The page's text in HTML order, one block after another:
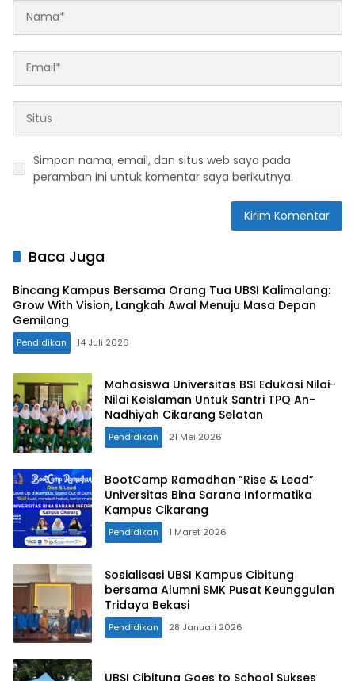
Simpan nama, email, dan situs web saya pada
peramban ini untuk komentar saya berikutnya.
Baca Juga
Bincang Kampus Bersama Orang Tua UBSI Kalimalang:
Grow With Vision, Langkah Awal Menuju Masa Depan
Gemilang
Pendidikan 14 Juli 2026
Mahasiswa Universitas BSI Edukasi Nilai-
Nilai Keislaman Untuk Santri TPQ An-
Nadhiyah Cikarang Selatan
Pendidikan 21 Mei 2026
BootCamp Ramadhan “Rise & Lead”
Universitas Bina Sarana Informatika
Kampus Cikarang
Pendidikan 1 Maret 2026
Sosialisasi UBSI Kampus Cibitung
bersama Alumni SMK Pusat Keunggulan
Tridaya Bekasi
Pendidikan 28 Januari 2026
UBSI Cibitung Goes to School Sukses